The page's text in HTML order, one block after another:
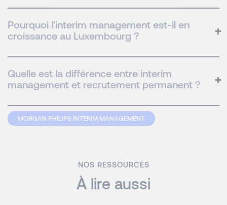
Pourquoi l’interim management est-il en
croissance au Luxembourg ?
Quelle est la différence entre interim
management et recrutement permanent ?
MORGAN PHILIPS INTERIM MANAGEMENT
NOS RESSOURCES
À lire aussi